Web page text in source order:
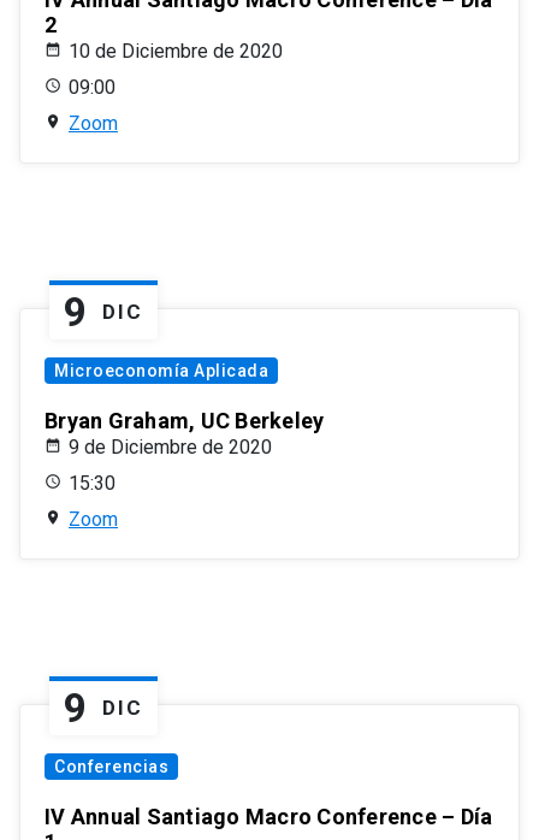
2
10 de Diciembre de 2020
09:00
Zoom
9 DIC
Microeconomía Aplicada
Bryan Graham, UC Berkeley
9 de Diciembre de 2020
15:30
Zoom
9 DIC
Conferencias
IV Annual Santiago Macro Conference – Día